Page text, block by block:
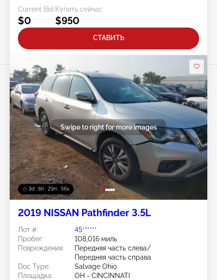
Current Bid:
$0
Купить сейчас
$950
СТАВИТЬ
3d : 6h : 21m : 53s
Swipe to right for more images
2019 NISSAN Pathfinder 3.5L
Лот #:
45******
Пробег:
108,016 миль
Повреждения:
Передняя часть слева/
Передняя часть справа
Doc Type:
Salvage Ohio
Площадка:
OH - CINCINNATI